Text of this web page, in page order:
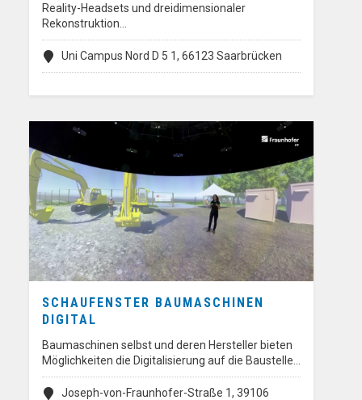
Reality-Headsets und dreidimensionaler
Rekonstruktion…
Uni Campus Nord D 5 1, 66123 Saarbrücken
SCHAUFENSTER BAUMASCHINEN
DIGITAL
Baumaschinen selbst und deren Hersteller bieten
Möglichkeiten die Digitalisierung auf die Baustelle…
Joseph-von-Fraunhofer-Straße 1, 39106